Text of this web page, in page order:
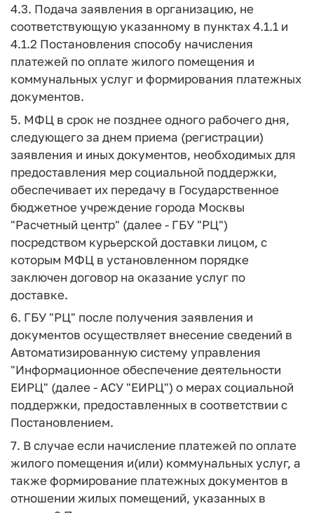
4.3. Подача заявления в организацию, не
соответствующую указанному в пунктах 4.1.1 и
4.1.2 Постановления способу начисления
платежей по оплате жилого помещения и
коммунальных услуг и формирования платежных
документов.
5. МФЦ в срок не позднее одного рабочего дня,
следующего за днем приема (регистрации)
заявления и иных документов, необходимых для
предоставления мер социальной поддержки,
обеспечивает их передачу в Государственное
бюджетное учреждение города Москвы
"Расчетный центр" (далее - ГБУ "РЦ")
посредством курьерской доставки лицом, с
которым МФЦ в установленном порядке
заключен договор на оказание услуг по
доставке.
6. ГБУ "РЦ" после получения заявления и
документов осуществляет внесение сведений в
Автоматизированную систему управления
"Информационное обеспечение деятельности
ЕИРЦ" (далее - АСУ "ЕИРЦ") о мерах социальной
поддержки, предоставленных в соответствии с
Постановлением.
7. В случае если начисление платежей по оплате
жилого помещения и(или) коммунальных услуг, а
также формирование платежных документов в
отношении жилых помещений, указанных в